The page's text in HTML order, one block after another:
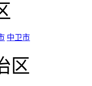
中卫市
区